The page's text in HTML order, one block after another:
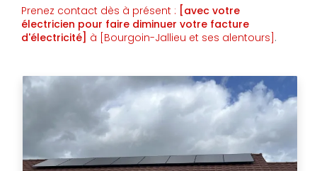
Prenez contact dès à présent : [avec votre
électricien pour faire diminuer votre facture
d'électricité] à [Bourgoin-Jallieu et ses alentours] .